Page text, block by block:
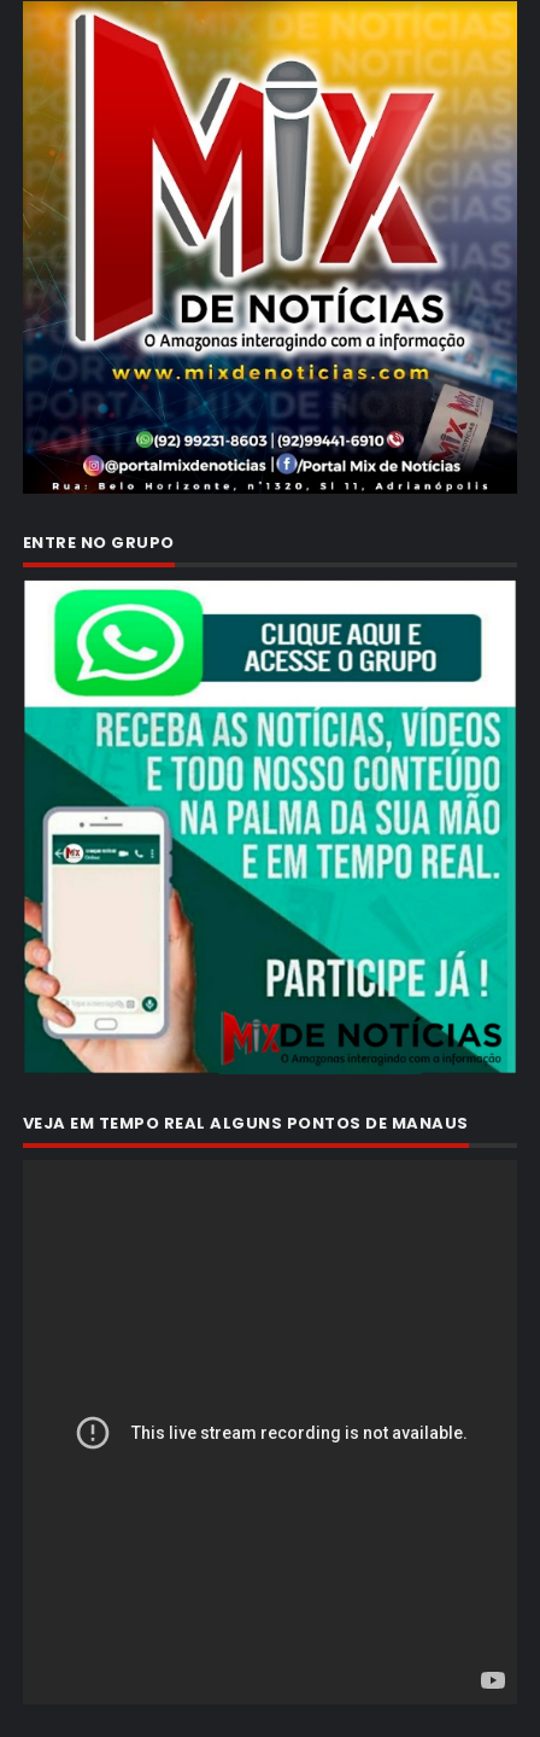
ENTRE NO GRUPO
VEJA EM TEMPO REAL ALGUNS PONTOS DE MANAUS